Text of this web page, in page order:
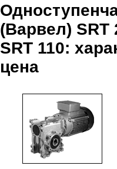
(Варвел) SRT
SRT 110:
цена